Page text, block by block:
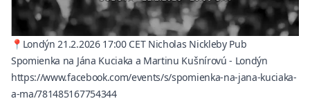
📍Londýn 21.2.2026 17:00 CET Nicholas Nickleby Pub
Spomienka na Jána Kuciaka a Martinu Kušnírovú - Londýn
https://www.facebook.com/events/s/spomienka-na-jana-kuciaka-
a-ma/781485167754344(opens in a new tab)